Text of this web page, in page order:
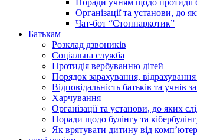
Поради учням щодо протидії
Організації та установи, до
Чат-бот “Стопнаркотик”
Батькам
Розклад дзвоників
Соціальна служба
Протидія вербуванню дітей
Порядок зарахування,
Відповідальність батьків та учнів
Харчування
Організації та установи, до яких
Поради щодо булінгу та
Як врятувати дитину від